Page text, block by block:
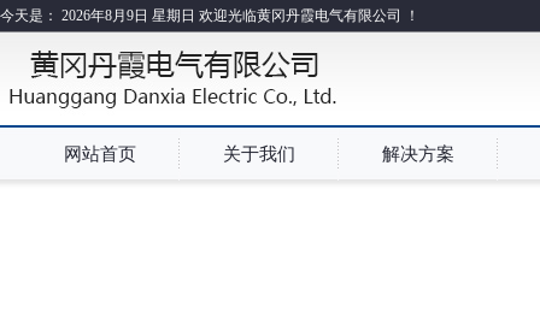
今天是： 2026年8月9日 星期日 欢迎光临黄冈丹霞电气有限公司 ！
网站首页 关于我们 解决方案